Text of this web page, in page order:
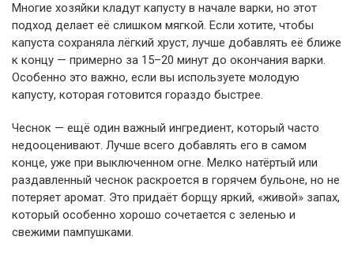
Многие хозяйки кладут капусту в начале варки, но этот
подход делает её слишком мягкой. Если хотите, чтобы
капуста сохраняла лёгкий хруст, лучше добавлять её ближе
к концу — примерно за 15–20 минут до окончания варки.
Особенно это важно, если вы используете молодую
капусту, которая готовится гораздо быстрее.
Чеснок — ещё один важный ингредиент, который часто
недооценивают. Лучше всего добавлять его в самом
конце, уже при выключенном огне. Мелко натёртый или
раздавленный чеснок раскроется в горячем бульоне, но не
потеряет аромат. Это придаёт борщу яркий, «живой» запах,
который особенно хорошо сочетается с зеленью и
свежими пампушками.